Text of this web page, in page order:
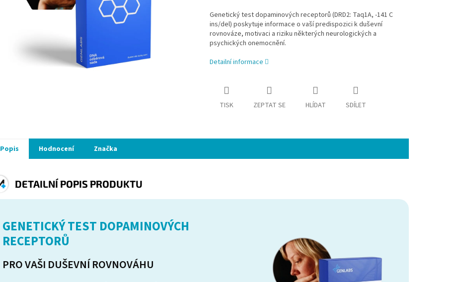
Genetický test dopaminových receptorů (DRD2: Taq1A, -141 C
ins/del) poskytuje informace o vaší predispozici k duševní
rovnováze, motivaci a riziku některých neurologických a
psychických onemocnění.
Detailní informace
TISK ZEPTAT SE HLÍDAT SDÍLET
Popis Hodnocení Značka
DETAILNÍ POPIS PRODUKTU
GENETICKÝ TEST DOPAMINOVÝCH
RECEPTORŮ
PRO VAŠI DUŠEVNÍ ROVNOVÁHU